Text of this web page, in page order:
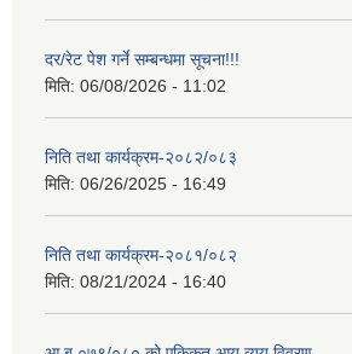
दर/रेट पेश गर्ने सम्बन्धमा सूचना!!!
मिति: 06/08/2026 - 11:02
निति तथा कार्यक्रम-२०८२/०८३
मिति: 06/26/2025 - 16:49
निति तथा कार्यक्रम-२०८१/०८२
मिति: 08/21/2024 - 16:40